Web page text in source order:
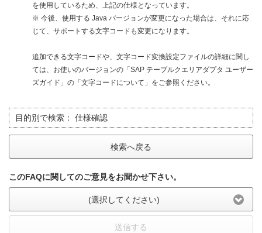
を使用しているため、上記の仕様となっています。
※ 今後、使用する Java バージョンが変更になった場合は、それに応
じて、サポートする文字コードも変更になります。
追加できる文字コードや、文字コード変換設定ファイルの詳細に関し
ては、お使いのバージョンの「SAP テーブルクエリアダプタ ユーザー
ズガイド」の「文字コードについて」をご参照ください。
目的別で検索： 仕様確認
検索へ戻る
このFAQに関してのご意見をお聞かせ下さい。
(選択してください)
送信する